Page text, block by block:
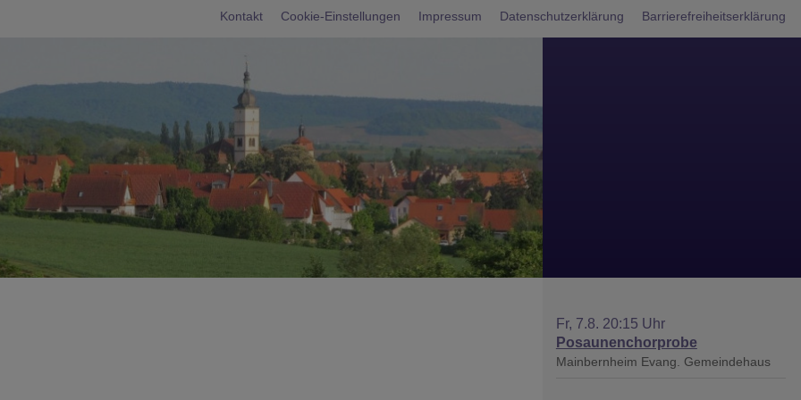
Fußbereichsmenü
Kontakt Cookie-Einstellungen Impressum Datenschutzerklärung Barrierefreiheitserklärung
Fr, 7.8. 20:15 Uhr
Posaunenchorprobe
Mainbernheim Evang. Gemeindehaus